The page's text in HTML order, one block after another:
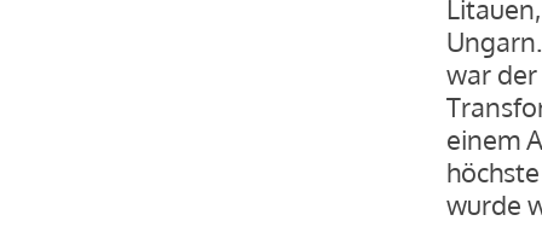
war
einem
wurde